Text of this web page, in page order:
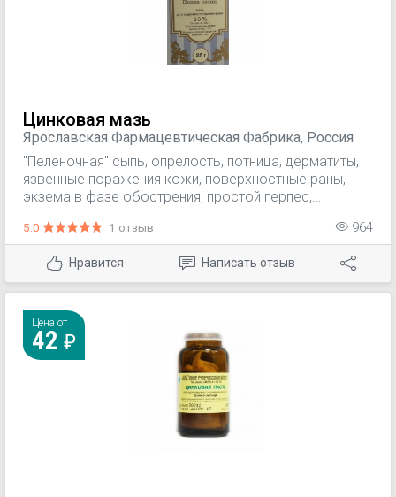
Цинковая мазь
Ярославская Фармацевтическая Фабрика, Россия
"Пеленочная" сыпь, опрелость, потница, дерматиты,
язвенные поражения кожи, поверхностные раны,
экзема в фазе обострения, простой герпес,
5.0 1 отзыв 964
Нравится Написать отзыв
Цена от
42